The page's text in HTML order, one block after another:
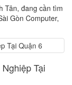
Tân, đang cần tìm
Gòn Computer,
Tại